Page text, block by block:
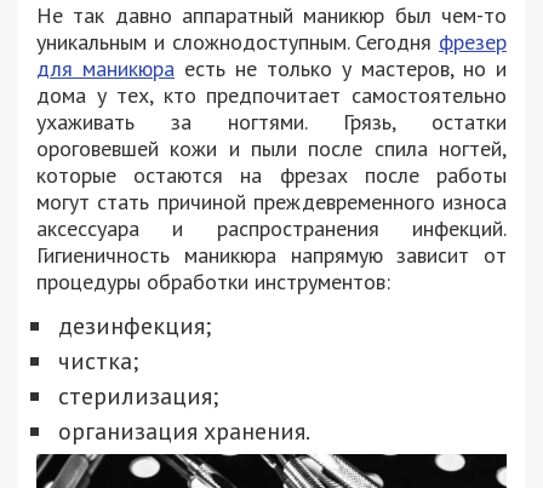
Не так давно аппаратный маникюр был чем-то
уникальным и сложнодоступным. Сегодня фрезер
для маникюра есть не только у мастеров, но и
дома у тех, кто предпочитает самостоятельно
ухаживать за ногтями. Грязь, остатки
ороговевшей кожи и пыли после спила ногтей,
которые остаются на фрезах после работы
могут стать причиной преждевременного износа
аксессуара и распространения инфекций.
Гигиеничность маникюра напрямую зависит от
процедуры обработки инструментов:
дезинфекция;
чистка;
стерилизация;
организация хранения.